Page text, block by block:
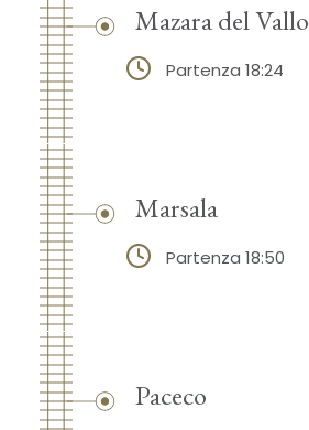
Mazara del Vallo
Partenza 18:24
Marsala
Partenza 18:50
Paceco